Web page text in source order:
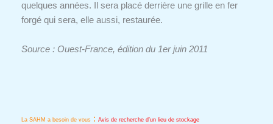
quelques années. Il sera placé derrière une grille en fer
forgé qui sera, elle aussi, restaurée.
Source : Ouest-France, édition du 1er juin 2011
La SAHM a besoin de vous: Avis de recherche d’un lieu de stockage